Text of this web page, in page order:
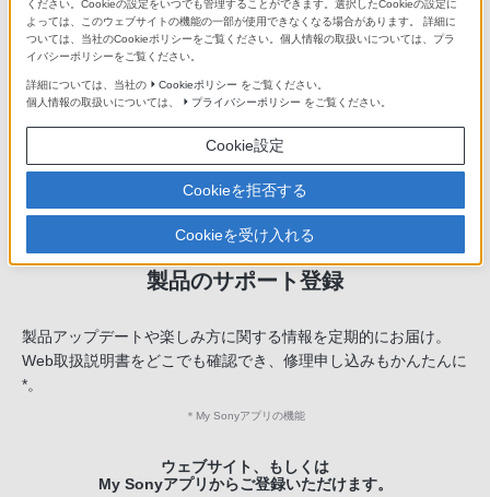
「できたらいいな」も
「安心」も
製品のサポート登録
製品アップデートや楽しみ方に関する情報を定期的にお届け。
Web取扱説明書をどこでも確認でき、修理申し込みもかんたんに
*。
＊ My Sonyアプリの機能
ウェブサイト、もしくは
My Sonyアプリからご登録いただけます。
ください。Cookieの設定をいつでも管理することができます。選択したCookieの設定に
よっては、このウェブサイトの機能の一部が使用できなくなる場合があります。 詳細に
ついては、当社のCookieポリシーをご覧ください。個人情報の取扱いについては、プラ
イバシーポリシーをご覧ください。
詳細については、当社の Cookieポリシー をご覧ください。
個人情報の取扱いについては、
プライバシーポリシー をご覧ください。
Cookie設定
Cookieを拒否する
Cookieを受け入れる